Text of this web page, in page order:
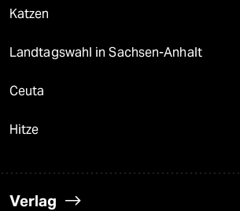
Katzen
Landtagswahl in Sachsen-Anhalt
Ceuta
Hitze
Verlag